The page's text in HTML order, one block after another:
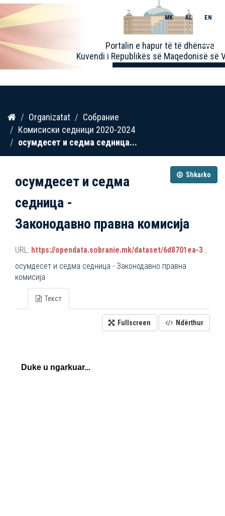
Kalo
përmbajtja
Portalin e hapur të të dhënave
Kuvendi i Republikës së Maqedonisë së
MK AL EN
Toggle
Organizatat
Собрание
Комисиски седници 2020-2024
осумдесет и седма седница...
Shkarko
осумдесет и седма
седница -
Законодавно правна комисија
URL: https://opendata.sobranie.mk/dataset/6d8701ea-3a42-465d-8f88-639bc6dc1a8e/resource/0c89528a-80e3-40ed-957c-627b867ae37d/download/komisiski_sednici.json
осумдесет и седма седница - Законодавно правна
комисија
Текст
Fullscreen Ndërthur